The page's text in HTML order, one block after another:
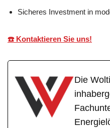
Sicheres Investment in
☎️ Kontaktieren Sie uns!
Die